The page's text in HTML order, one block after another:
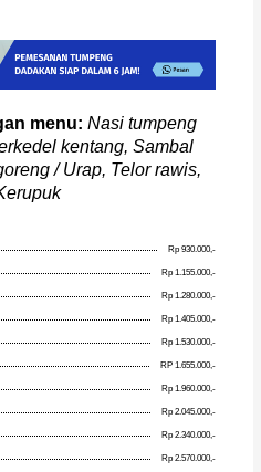
menu: Nasi tumpeng
kentang, Sambal
/ Urap, Telor rawis,
Rp 930.000,-
Rp 1.155.000,-
Rp 1.280.000,-
Rp 1.405.000,-
Rp 1.530.000,-
RP 1.655.000,-
Rp 1.960.000,-
Rp 2.045.000,-
Rp 2.340.000,-
Rp 2.570.000,-